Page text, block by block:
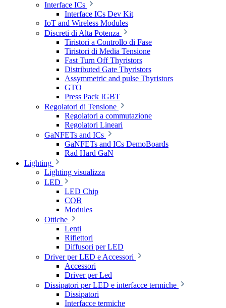
Interface ICs
Interface ICs Dev Kit
IoT and Wireless Modules
Discreti di Alta Potenza
Tiristori a Controllo di Fase
Tiristori di Media Tensione
Fast Turn Off Thyristors
Distributed Gate Thyristors
Assymmetric and pulse Thyristors
GTO
Press Pack IGBT
Regolatori di Tensione
Regolatori a commutazione
Regolatori Lineari
GaNFETs and ICs
GaNFETs and ICs DemoBoards
Rad Hard GaN
Lighting
Lighting visualizza
LED
LED Chip
COB
Modules
Ottiche
Lenti
Riflettori
Diffusori per LED
Driver per LED e Accessori
Accessori
Driver per Led
Dissipatori per LED e interfacce termiche
Dissipatori
Interfacce termiche